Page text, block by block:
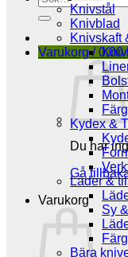
efter:
Varukorg /0,00
Du har
Gå
Varukorg
Knivstål
Knivblad
Knivskaft
Kydex &
Läder &
Sy
Bära